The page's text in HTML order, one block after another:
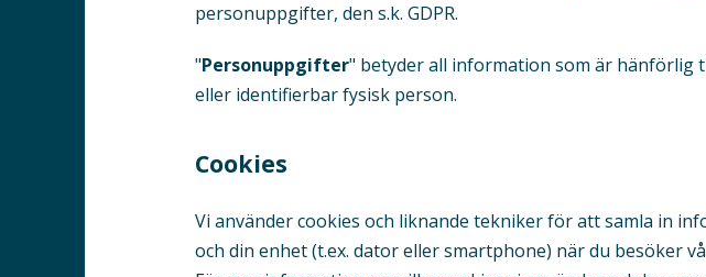
personuppgifter, den s.k. GDPR.
"Personuppgifter" betyder all information som är hänförlig
eller identifierbar fysisk person.
Cookies
Vi använder cookies och liknande tekniker för att samla in
och din enhet (t.ex. dator eller smartphone) när du besöker